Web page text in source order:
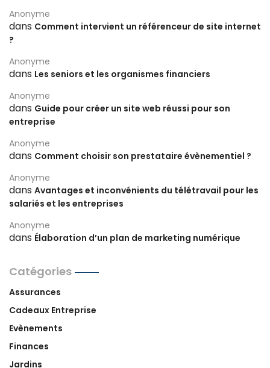
Anonyme
dans Comment intervient un référenceur de site internet
?
Anonyme
dans Les seniors et les organismes financiers
Anonyme
dans Guide pour créer un site web réussi pour son
entreprise
Anonyme
dans Comment choisir son prestataire évènementiel ?
Anonyme
dans Avantages et inconvénients du télétravail pour les
salariés et les entreprises
Anonyme
dans Élaboration d’un plan de marketing numérique
Catégories
Assurances
Cadeaux Entreprise
Evènements
Finances
Jardins